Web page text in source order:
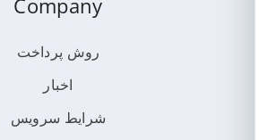
Company
روش پرداخت
اخبار
شرایط سرویس